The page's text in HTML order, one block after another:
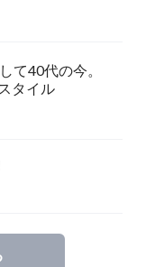
て40代の今。
タイル